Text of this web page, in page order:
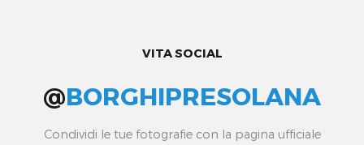
VITA SOCIAL
@BORGHIPRESOLANA
Condividi le tue fotografie con la pagina ufficiale